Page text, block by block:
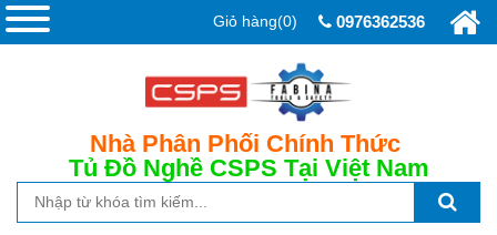
0976362536
Nhà Phân Phối Chính Thức
Tủ Đồ Nghề CSPS Tại Việt Nam
Giỏ hàng(0)